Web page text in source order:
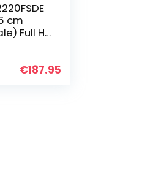
cm
Full HD
und
€187.95